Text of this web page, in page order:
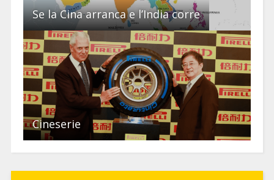
Se la Cina arranca e l’India corre
Cineserie